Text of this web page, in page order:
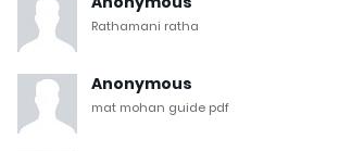
Rathamani ratha
Anonymous
mat mohan guide pdf